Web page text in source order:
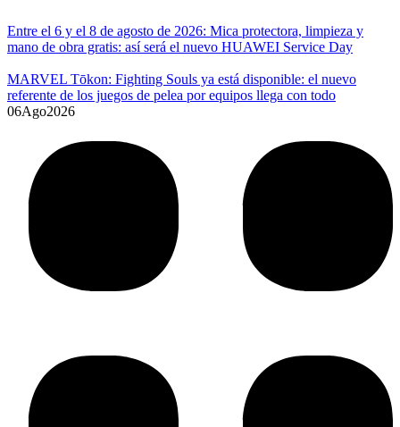
Entre el 6 y el 8 de agosto de 2026: Mica protectora, limpieza y
mano de obra gratis: así será el nuevo HUAWEI Service Day
MARVEL Tōkon: Fighting Souls ya está disponible: el nuevo
referente de los juegos de pelea por equipos llega con todo
06Ago2026